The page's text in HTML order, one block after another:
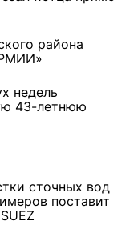
района
недель
43-летнюю
сточных вод
поставит